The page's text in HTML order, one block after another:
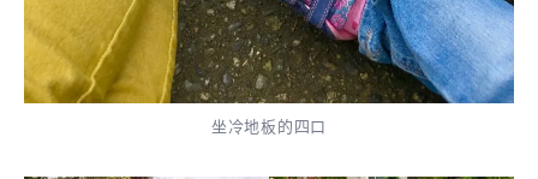
坐冷地板的四口